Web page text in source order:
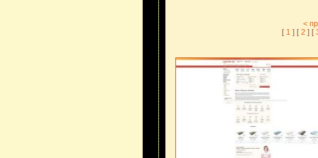
<
[ 1 ] [ 2 ] [